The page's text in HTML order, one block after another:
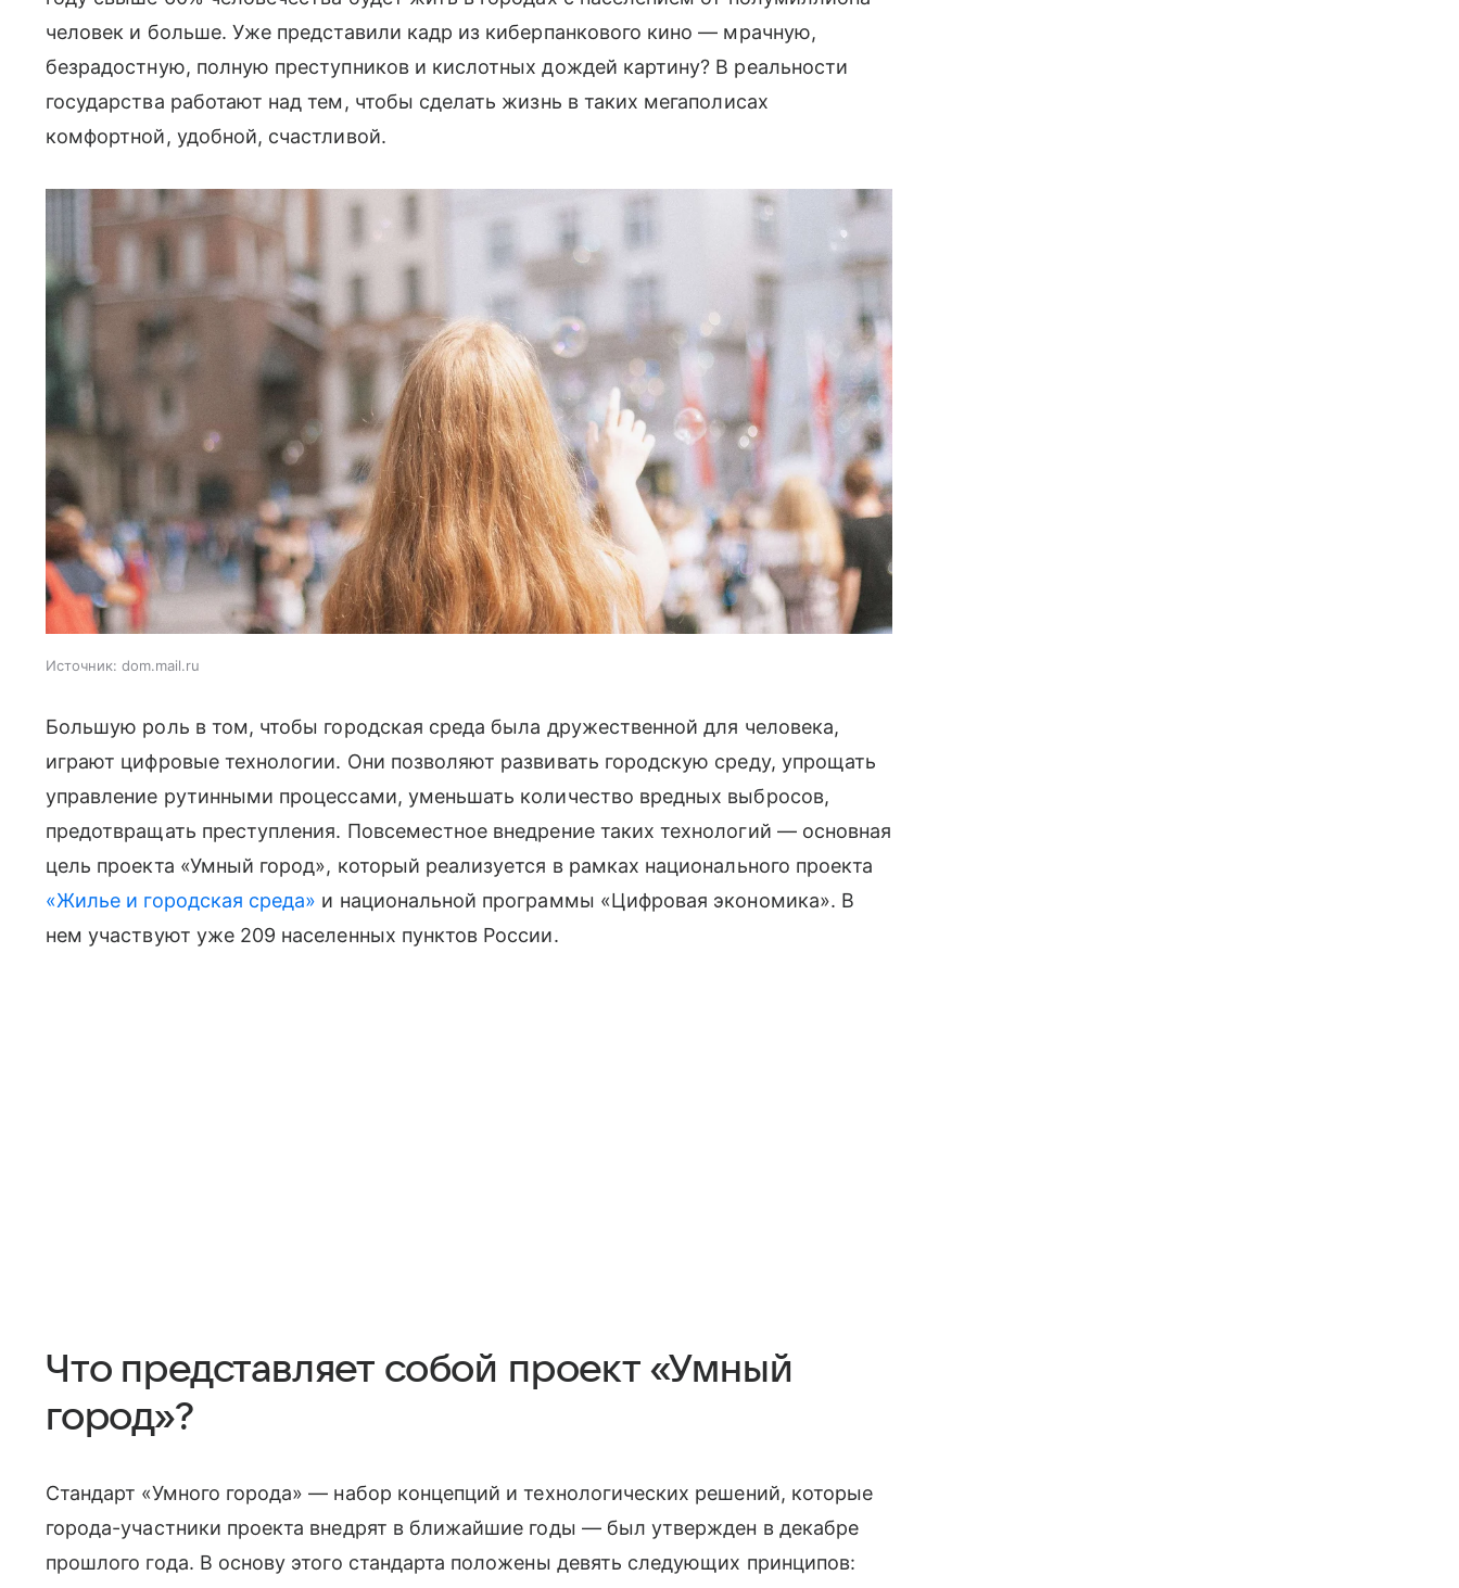
человек и больше. Уже представили кадр из киберпанкового кино — мрачную,
безрадостную, полную преступников и кислотных дождей картину? В реальности
государства работают над тем, чтобы сделать жизнь в таких мегаполисах
комфортной, удобной, счастливой.
Источник: dom.mail.ru
Большую роль в том, чтобы городская среда была дружественной для человека,
играют цифровые технологии. Они позволяют развивать городскую среду, упрощать
управление рутинными процессами, уменьшать количество вредных выбросов,
предотвращать преступления. Повсеместное внедрение таких технологий — основная
цель проекта «Умный город», который реализуется в рамках национального проекта
«Жилье и городская среда» и национальной программы «Цифровая экономика». В
нем участвуют уже 209 населенных пунктов России.
Что представляет собой проект «Умный
город»?
Стандарт «Умного города» — набор концепций и технологических решений, которые
города-участники проекта внедрят в ближайшие годы — был утвержден в декабре
прошлого года. В основу этого стандарта положены девять следующих принципов: